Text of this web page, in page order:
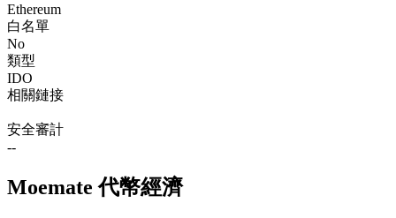
Ethereum
白名單
No
類型
IDO
相關鏈接
安全審計
--
Moemate 代幣經濟